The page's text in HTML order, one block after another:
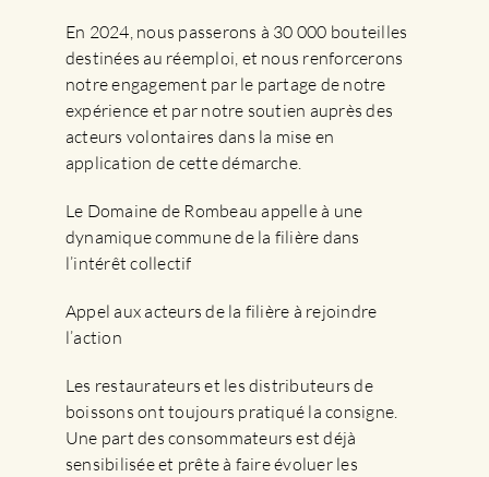
En 2024, nous passerons à 30 000 bouteilles
destinées au réemploi, et nous renforcerons
notre engagement par le partage de notre
expérience et par notre soutien auprès des
acteurs volontaires dans la mise en
application de cette démarche.
Le Domaine de Rombeau appelle à une
dynamique commune de la filière dans
l’intérêt collectif
Appel aux acteurs de la filière à rejoindre
l’action
Les restaurateurs et les distributeurs de
boissons ont toujours pratiqué la consigne.
Une part des consommateurs est déjà
sensibilisée et prête à faire évoluer les